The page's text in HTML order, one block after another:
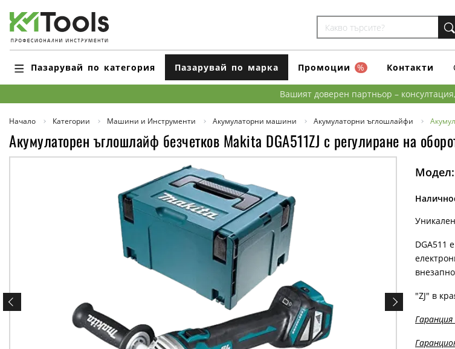
Пазарувай по категория Пазарувай по марка Промоции % Контакти
Вашият доверен партньор –
Начало Категории Машини и Инструменти Акумулаторни машини Акумулаторни ъглошлайфи
Акумулаторен ъглошлайф безчетков Makita DGA511ZJ с регулиране на
Модел:
DGA511
"ZJ" в